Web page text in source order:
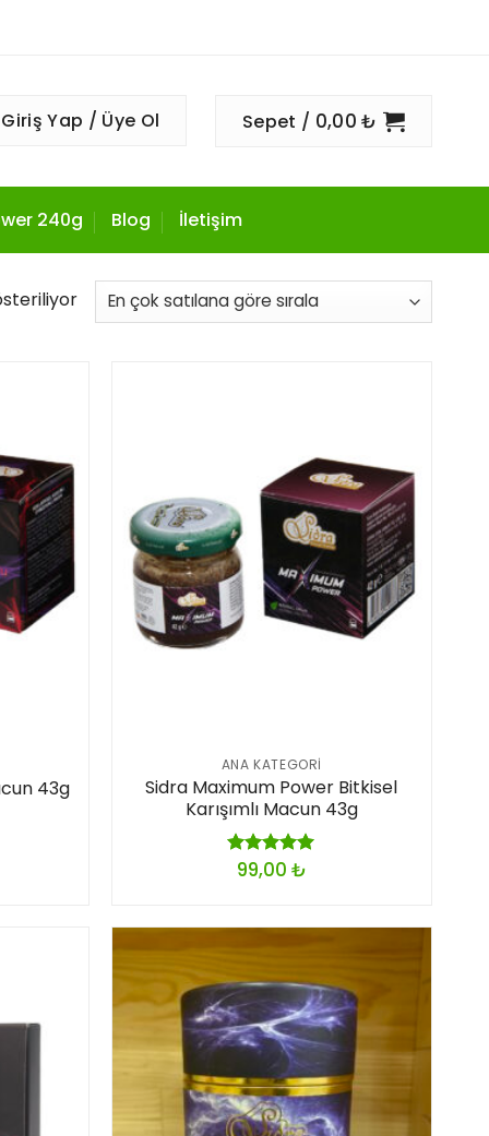
Giriş Yap / Üye Ol Sepet / 0,00₺
240g Blog İletişim
43g
ANA KATEGORI
Sidra Maximum Power Bitkisel
Karışımlı Macun 43g
5 üzerinden
99,00 ₺